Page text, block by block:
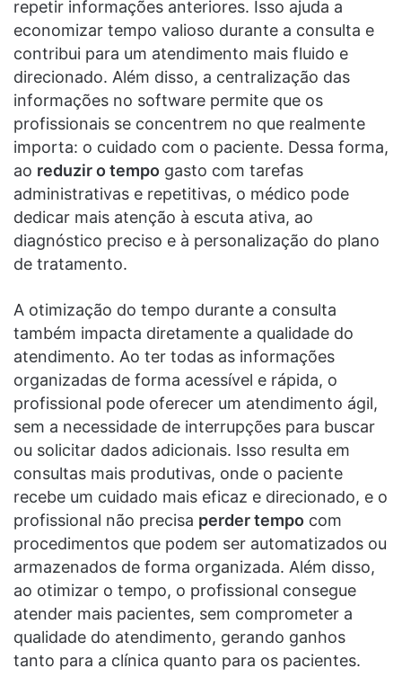
repetir informações anteriores. Isso ajuda a
economizar tempo valioso durante a consulta e
contribui para um atendimento mais fluido e
direcionado. Além disso, a centralização das
informações no software permite que os
profissionais se concentrem no que realmente
importa: o cuidado com o paciente. Dessa forma,
ao reduzir o tempo gasto com tarefas
administrativas e repetitivas, o médico pode
dedicar mais atenção à escuta ativa, ao
diagnóstico preciso e à personalização do plano
de tratamento.
A otimização do tempo durante a consulta
também impacta diretamente a qualidade do
atendimento. Ao ter todas as informações
organizadas de forma acessível e rápida, o
profissional pode oferecer um atendimento ágil,
sem a necessidade de interrupções para buscar
ou solicitar dados adicionais. Isso resulta em
consultas mais produtivas, onde o paciente
recebe um cuidado mais eficaz e direcionado, e o
profissional não precisa perder tempo com
procedimentos que podem ser automatizados ou
armazenados de forma organizada. Além disso,
ao otimizar o tempo, o profissional consegue
atender mais pacientes, sem comprometer a
qualidade do atendimento, gerando ganhos
tanto para a clínica quanto para os pacientes.